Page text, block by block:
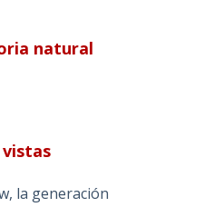
natural
la generación